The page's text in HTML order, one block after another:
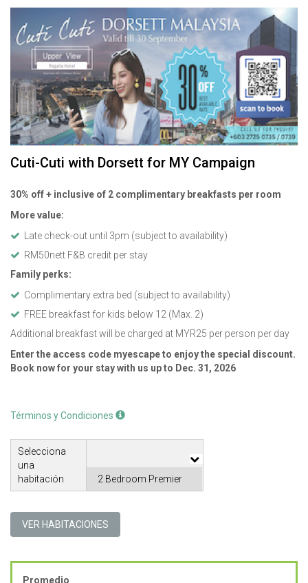
Cuti-Cuti with Dorsett for MY Campaign
30% off + inclusive of 2 complimentary breakfasts per room
More value:
Late check-out until 3pm (subject to availability)
RM50nett F&B credit per stay
Family perks:
Complimentary extra bed (subject to availability)
FREE breakfast for kids below 12 (Max. 2)
Additional breakfast will be charged at MYR25 per person per day
Enter the access code myescape to enjoy the special discount.
Book now for your stay with us up to Dec. 31, 2026
Términos y Condiciones
Selecciona
una
habitación
VER HABITACIONES
Promedio